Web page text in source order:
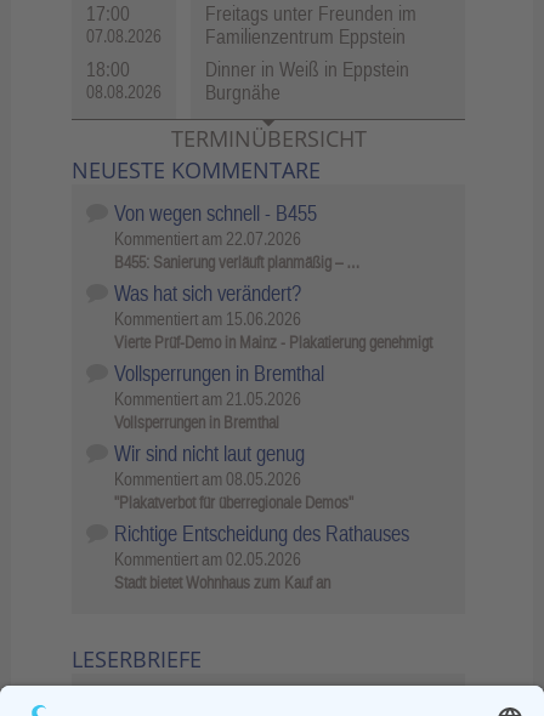
17:00
07.08.2026
Freitags unter Freunden im
Familienzentrum Eppstein
18:00
08.08.2026
Dinner in Weiß in Eppstein
Burgnähe
TERMINÜBERSICHT
NEUESTE KOMMENTARE
Von wegen schnell - B455
Kommentiert am 22.07.2026
B455: Sanierung verläuft planmäßig – …
Was hat sich verändert?
Kommentiert am 15.06.2026
Vierte Prüf-Demo in Mainz - Plakatierung genehmigt
Vollsperrungen in Bremthal
Kommentiert am 21.05.2026
Vollsperrungen in Bremthal
Wir sind nicht laut genug
Kommentiert am 08.05.2026
"Plakatverbot für überregionale Demos"
Richtige Entscheidung des Rathauses
Kommentiert am 02.05.2026
Stadt bietet Wohnhaus zum Kauf an
LESERBRIEFE